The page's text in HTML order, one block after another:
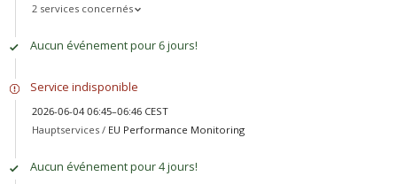
2 services concernés
Aucun événement pour 6 jours!
Service indisponible
2026-06-04 06:45–06:46 CEST
Hauptservices / EU Performance Monitoring
Aucun événement pour 4 jours!